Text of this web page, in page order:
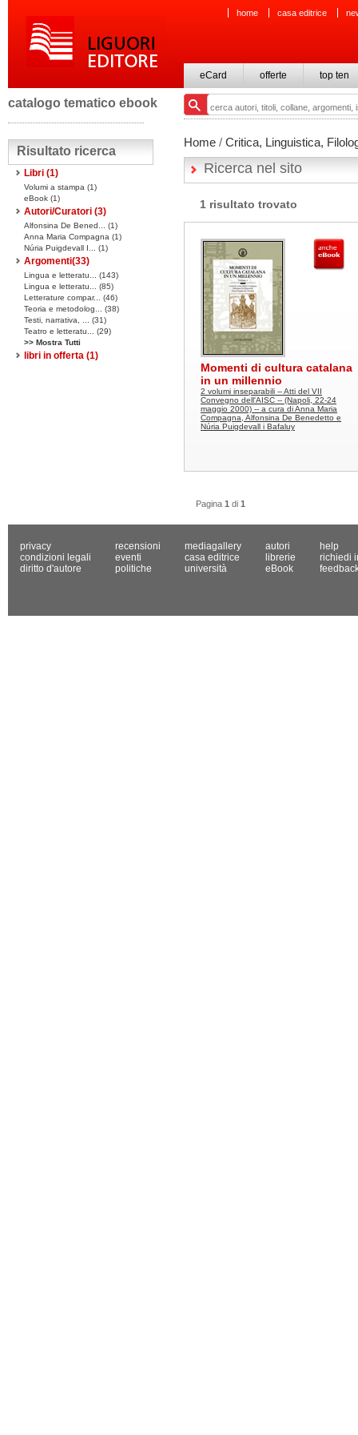
home casa editrice
eCard offerte top ten
catalogo tematico ebook
Risultato ricerca
Libri (1)
Volumi a stampa (1)
eBook (1)
Autori/Curatori (3)
Alfonsina De Bened... (1)
Anna Maria Compagna (1)
Núria Puigdevall I... (1)
Argomenti(33)
Lingua e letteratu... (143)
Lingua e letteratu... (85)
Letterature compar... (46)
Teoria e metodolog... (38)
Testi, narrativa, ... (31)
Teatro e letteratu... (29)
>> Mostra Tutti
libri in offerta (1)
Home / Critica, Linguistica,
Ricerca nel sito
1 risultato trovato
Momenti di cultura catalana
in un millennio
2 volumi inseparabili -- Atti del VII
Convegno dell'AISC -- (Napoli, 22-24
maggio 2000) -- a cura di Anna Maria
Compagna, Alfonsina De Benedetto e
Núria Puigdevall i Bafaluy
Pagina 1 di 1
privacy
condizioni legali
diritto d'autore
recensioni
eventi
politiche
mediagallery
casa editrice
università
autori
librerie
eBook
help
richiedi